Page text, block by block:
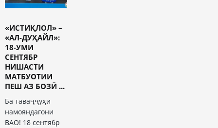
«ИСТИҚЛОЛ» –
«АЛ-ДУҲАЙЛ»:
18-УМИ
СЕНТЯБР
НИШАСТИ
МАТБУОТИИ
ПЕШ АЗ БОЗӢ ...
Ба таваҷҷуҳи
намояндагони
ВАО! 18 сентябр